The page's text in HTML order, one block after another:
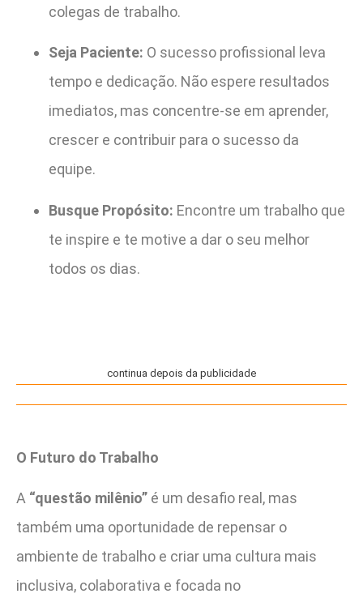
colegas de trabalho.
Seja Paciente: O sucesso profissional leva
tempo e dedicação. Não espere resultados
imediatos, mas concentre-se em aprender,
crescer e contribuir para o sucesso da
equipe.
Busque Propósito: Encontre um trabalho que
te inspire e te motive a dar o seu melhor
todos os dias.
continua depois da publicidade
O Futuro do Trabalho
A “questão milênio” é um desafio real, mas
também uma oportunidade de repensar o
ambiente de trabalho e criar uma cultura mais
inclusiva, colaborativa e focada no